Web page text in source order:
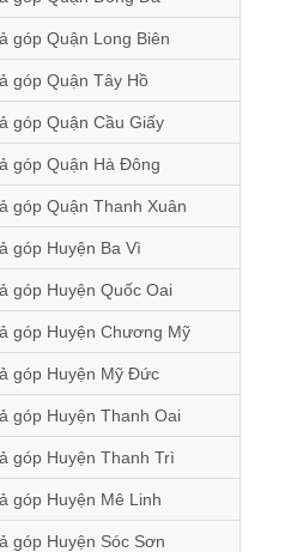
góp Quận Long Biên
góp Quận Tây Hồ
góp Quận Cầu Giấy
góp Quận Hà Đông
góp Quận Thanh Xuân
góp Huyện Ba Vì
góp Huyện Quốc Oai
góp Huyện Chương Mỹ
góp Huyện Mỹ Đức
góp Huyện Thanh Oai
góp Huyện Thanh Trì
góp Huyện Mê Linh
góp Huyện Sóc Sơn